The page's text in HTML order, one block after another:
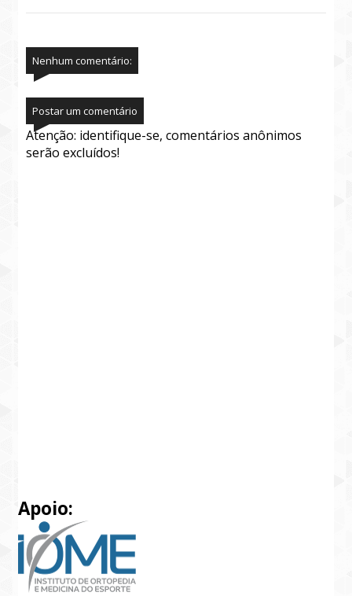
Nenhum comentário:
Postar um comentário
Atenção: identifique-se, comentários anônimos
serão excluídos!
Apoio: